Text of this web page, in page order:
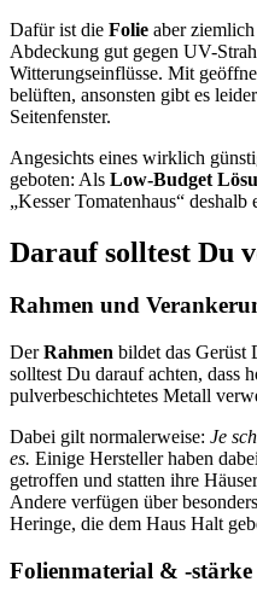
Dafür ist die Folie aber
Abdeckung gut gegen UV-
Witterungseinflüsse. Mit
belüften, ansonsten gibt es
Seitenfenster.
Angesichts eines wirklich
geboten: Als Low-Budget
„Kesser Tomatenhaus“ deshalb
Darauf solltest Du
Rahmen und
DerRahmen bildet das Gerüst
solltest Du darauf achten, dass
pulverbeschichtetes Metall
Dabei gilt normalerweise: Je
es. Einige Hersteller haben
getroffen und statten ihre
Andere verfügen über
Heringe, die dem Haus Halt
Folienmaterial & -stärke